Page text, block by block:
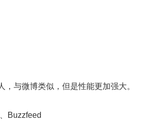
，与微博类似，但是性能更加强大。
Buzzfeed